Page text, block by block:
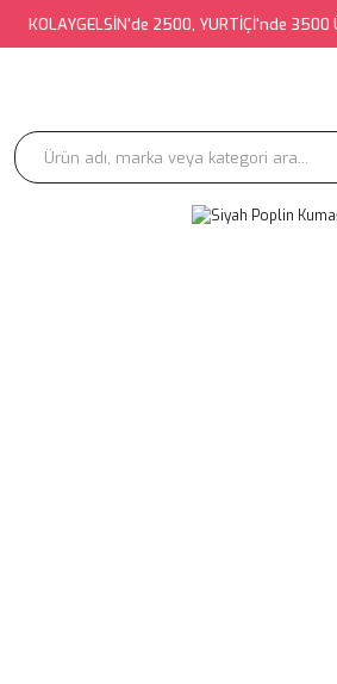
KOLAYGELSİN'de 2500, YURTİÇİ'nde 3500